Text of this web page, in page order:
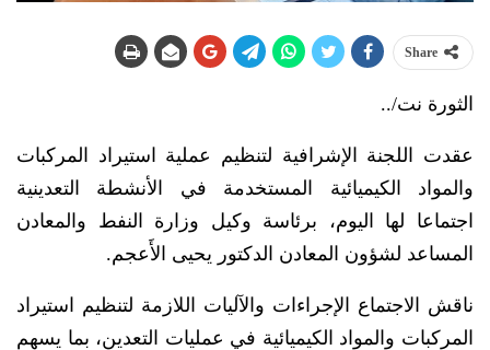
Share
الثورة نت/..
عقدت اللجنة الإشرافية لتنظيم عملية استيراد المركبات
والمواد الكيميائية المستخدمة في الأنشطة التعدينية
اجتماعا لها اليوم، برئاسة وكيل وزارة النفط والمعادن
المساعد لشؤون المعادن الدكتور يحيى الأَعجم.
ناقش الاجتماع الإجراءات والآليات اللازمة لتنظيم استيراد
المركبات والمواد الكيميائية في عمليات التعدين، بما يسهم